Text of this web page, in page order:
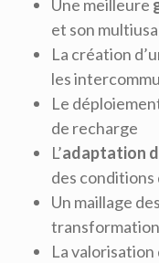
Une meilleure
et son
La création
les
Le
de recharge
L’adaptation
des
Un maillage
La